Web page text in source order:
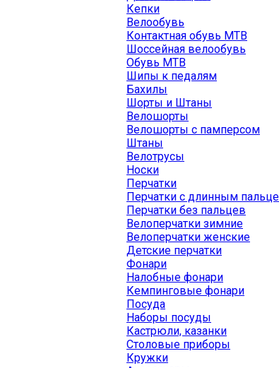
Кепки
Велообувь
Контактная обувь MTB
Шоссейная велообувь
Обувь MTB
Шипы к педалям
Бахилы
Шорты и Штаны
Велошорты
Велошорты с памперсом
Штаны
Велотрусы
Носки
Перчатки
Перчатки с длинным
Перчатки без пальцев
Велоперчатки зимние
Велоперчатки женские
Детские перчатки
Фонари
Налобные фонари
Кемпинговые фонари
Посуда
Наборы посуды
Кастрюли, казанки
Столовые приборы
Кружки